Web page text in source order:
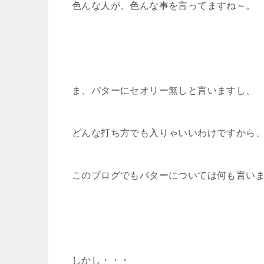
色んな人が、色んな事を言ってますね～。
ま、パターにセオリー無しと言いますし、
どんな打ち方でも入りゃいいわけですから、
このブログでもパターについては何も言いま
しかし・・・